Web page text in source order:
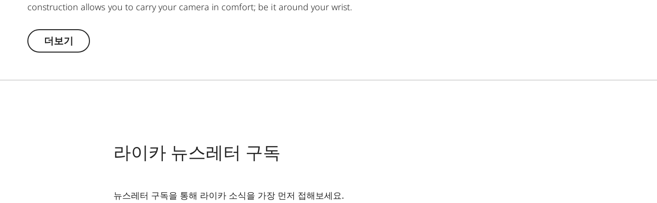
construction allows you to carry your camera in comfort; be it around your wrist.
더보기
라이카 뉴스레터 구독
뉴스레터 구독을 통해 라이카 소식을 가장 먼저 접해보세요.